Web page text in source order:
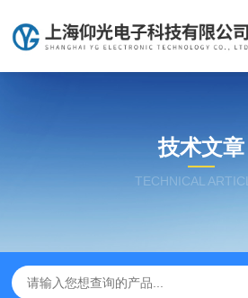
技术文章
TECHNICAL